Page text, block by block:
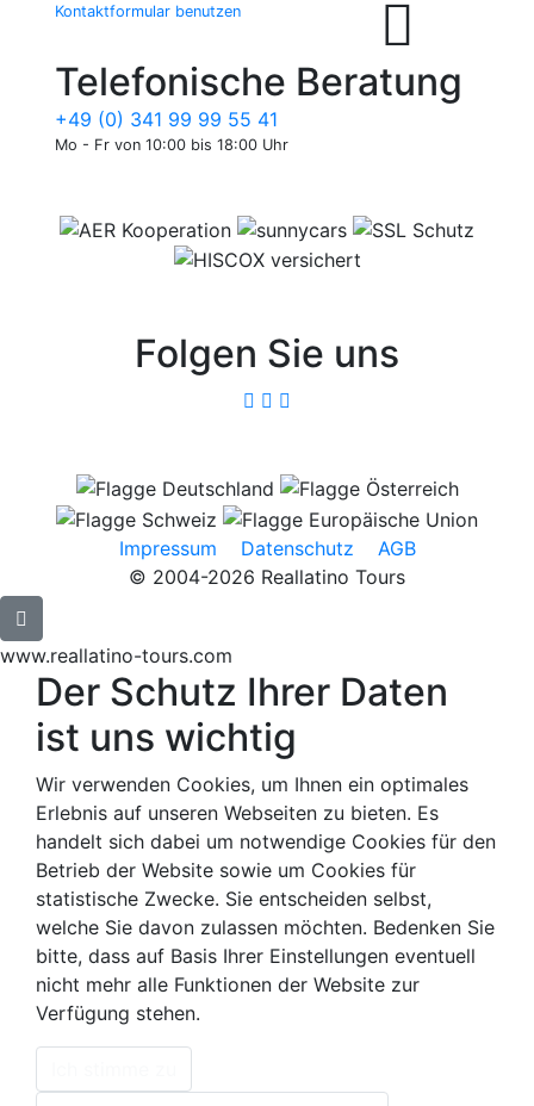
Kontaktformular benutzen
Telefonische Beratung
+49 (0) 341 99 99 55 41
Mo - Fr von 10:00 bis 18:00 Uhr
Folgen Sie uns
Impressum Datenschutz
AGB
© 2004-2026 Reallatino Tours
www.reallatino-tours.com
Der Schutz Ihrer Daten
ist uns wichtig
Wir verwenden Cookies, um Ihnen ein optimales
Erlebnis auf unseren Webseiten zu bieten. Es
handelt sich dabei um notwendige Cookies für den
Betrieb der Website sowie um Cookies für
statistische Zwecke. Sie entscheiden selbst,
welche Sie davon zulassen möchten. Bedenken Sie
bitte, dass auf Basis Ihrer Einstellungen eventuell
nicht mehr alle Funktionen der Website zur
Verfügung stehen.